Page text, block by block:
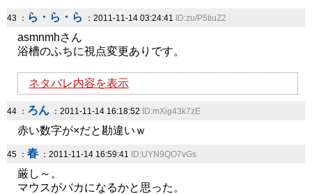
43 ： ら・ら・ら ：2011-11-14 03:24:41 ID:zu/P5tiuZ2
asmnmhさん
浴槽のふちに視点変更ありです。
ネタバレ内容を表示
44 ： ろん ：2011-11-14 16:18:52 ID:mXig43k7zE
赤い数字が×だと勘違いｗ
45 ： 春 ：2011-11-14 16:59:41 ID:UYN9QO7vGs
厳し～。
マウスがバカになるかと思った。